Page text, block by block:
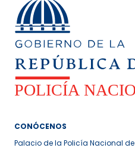
CONÓCENOS
Palacio de la Policía Nacional de